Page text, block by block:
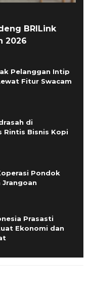
BRILink
2026
Pelanggan Intip
Fitur Swacam
di
Rintis Bisnis Kopi
Pondok
Jrangoan
Prasasti
Ekonomi dan